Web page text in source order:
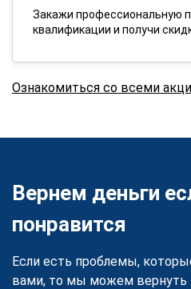
Закажи профессиональную
квалификации и получи
Ознакомиться со всеми
Вернем деньги
понравится
Если есть проблемы,
вами, то мы можем вернуть